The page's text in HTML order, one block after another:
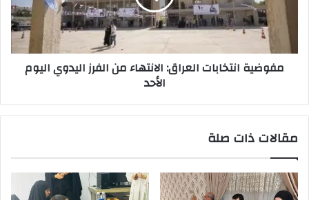
الفرز
اليدوي
اليوم
الأحد
مفوضية انتخابات العراق: الانتهاء من الفرز اليدوي اليوم
الأحد
مقالات ذات صلة